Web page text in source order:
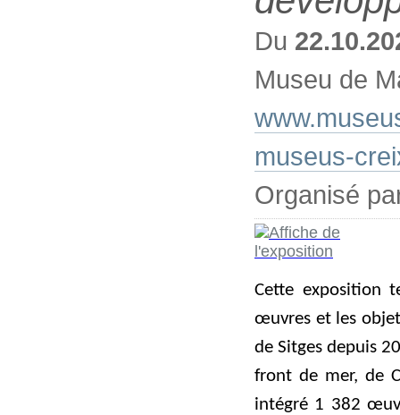
Du
Museu de
museus-
Organisé
Cette exposition
œuvres et les
de Sitges depuis
front de mer, de
intégré 1 382